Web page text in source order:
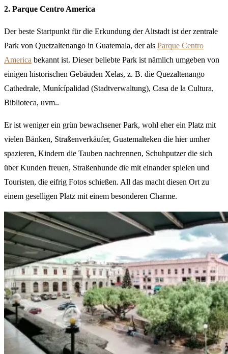
2. Parque Centro America
Der beste Startpunkt für die Erkundung der Altstadt ist der zentrale
Park von Quetzaltenango in Guatemala, der als Parque Centro
America bekannt ist. Dieser beliebte Park ist nämlich umgeben von
einigen historischen Gebäuden Xelas, z. B. die Quezaltenango
Cathedrale, Munícípalidad (Stadtverwaltung), Casa de la Cultura,
Biblioteca, uvm..
Er ist weniger ein grün bewachsener Park, wohl eher ein Platz mit
vielen Bänken, Straßenverkäufer, Guatemalteken die hier umher
spazieren, Kindern die Tauben nachrennen, Schuhputzer die sich
über Kunden freuen, Straßenhunde die mit einander spielen und
Touristen, die eifrig Fotos schießen. All das macht diesen Ort zu
einem geselligen Platz mit einem besonderen Charme.